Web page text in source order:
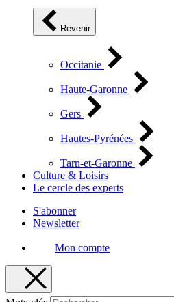
Revenir
Occitanie
Haute-Garonne
Gers
Hautes-Pyrénées
Tarn-et-Garonne
Culture & Loisirs
Le cercle des experts
S'abonner
Newsletter
Mon compte